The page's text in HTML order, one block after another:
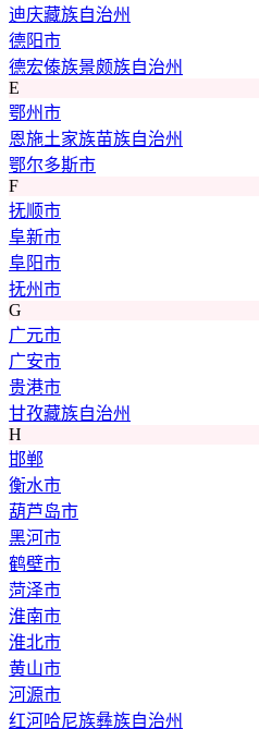
迪庆藏族自治州
德阳市
德宏傣族景颇族自治州
E
鄂州市
恩施土家族苗族自治州
鄂尔多斯市
F
抚顺市
阜新市
阜阳市
抚州市
G
广元市
广安市
贵港市
甘孜藏族自治州
H
邯郸
衡水市
葫芦岛市
黑河市
鹤壁市
菏泽市
淮南市
淮北市
黄山市
河源市
红河哈尼族彝族自治州